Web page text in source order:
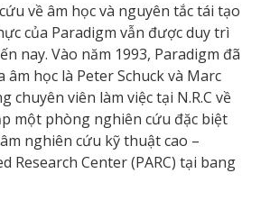
về âm học và nguyên tắc tái tạo
của Paradigm vẫn được duy trì
nay. Vào năm 1993, Paradigm đã
âm học là Peter Schuck và Marc
chuyên viên làm việc tại N.R.C về
một phòng nghiên cứu đặc biệt
nghiên cứu kỹ thuật cao –
Research Center (PARC) tại bang